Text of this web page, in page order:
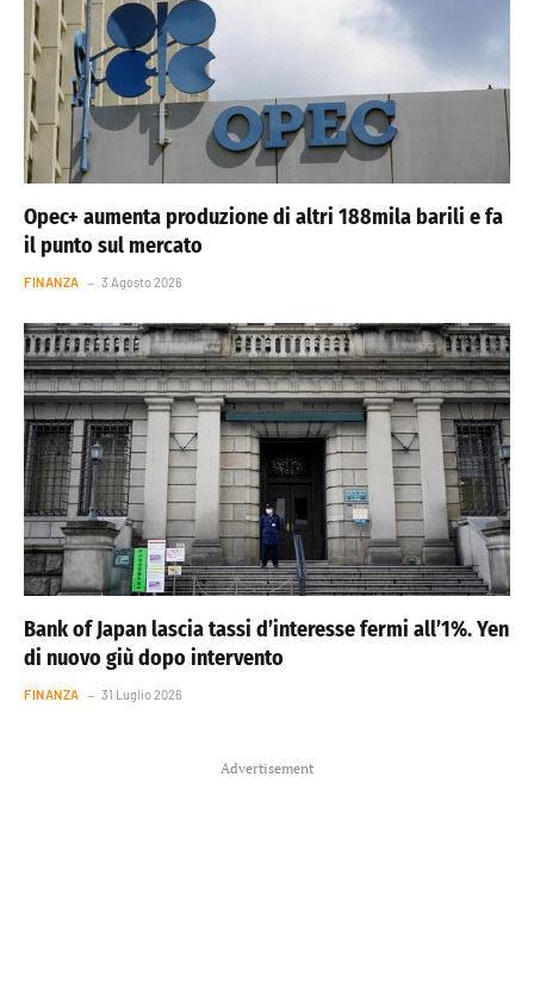
Opec+ aumenta produzione di altri 188mila barili e fa
il punto sul mercato
FINANZA 3 Agosto 2026
Bank of Japan lascia tassi d’interesse fermi all’1%. Yen
di nuovo giù dopo intervento
FINANZA 31 Luglio 2026
Advertisement